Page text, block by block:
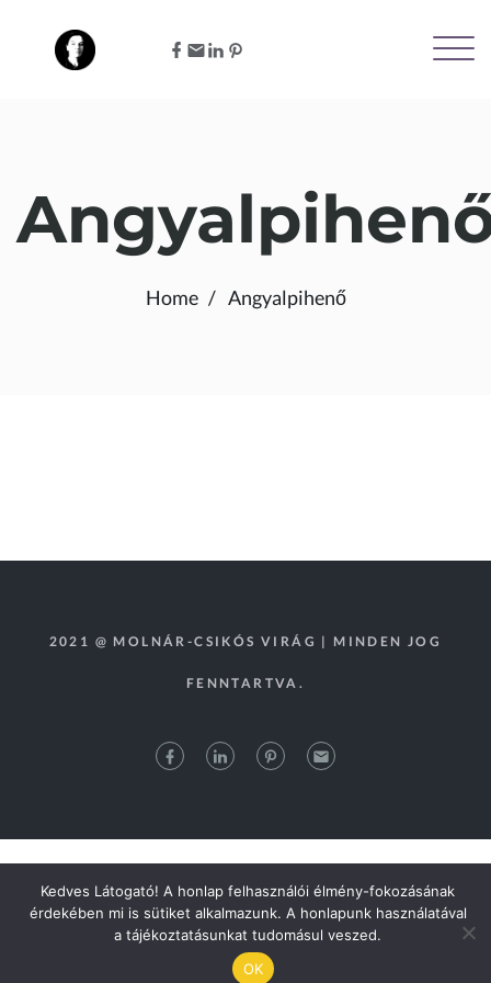
Home Angyalpihenő
2021 @ MOLNÁR-CSIKÓS VIRÁG | MINDEN JOG
FENNTARTVA.
Kedves Látogató! A honlap felhasználói élmény-fokozásának
érdekében mi is sütiket alkalmazunk. A honlapunk használatával
a tájékoztatásunkat tudomásul veszed.
OK